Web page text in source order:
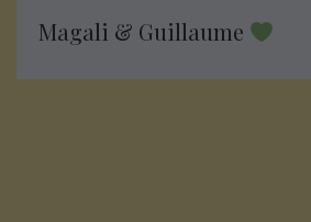
Magali & Guillaume